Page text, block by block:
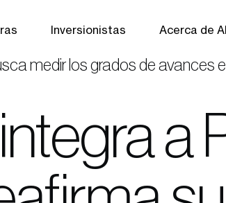
Inversionistas Acerca de
medir los grados de avances
a